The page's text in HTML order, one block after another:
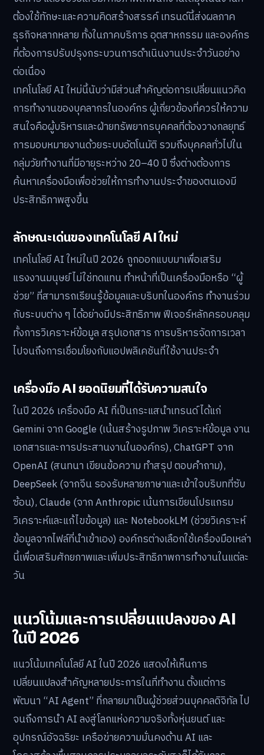
ต้องใช้ทักษะและความคิดสร้างสรรค์ เทรนด์นี้ส่งผลภาค
ธุรกิจหลากหลาย ทั้งในภาคบริการ อุตสาหกรรม และองค์กร
ที่ต้องการปรับปรุงกระบวนการดำเนินงานประจำวันอย่าง
ต่อเนื่อง
เทคโนโลยี AI ใหม่นี้นับว่ามีส่วนสำคัญต่อการเปลี่ยนแนวคิด
การทำงานของบุคลากรในองค์กร ผู้เกี่ยวข้องที่ควรให้ความ
สนใจคือผู้บริหารและฝ่ายทรัพยากรบุคคลที่ต้องวางกลยุทธ์
การมอบหมายงานด้วยระบบอัตโนมัติ รวมถึงบุคคลทั่วไปใน
กลุ่มวัยทำงานที่มีอายุระหว่าง 20–40 ปี ซึ่งต่างต้องการ
ค้นหาเครื่องมือเพื่อช่วยให้การทำงานประจำของตนเองมี
ประสิทธิภาพสูงขึ้น
ลักษณะเด่นของเทคโนโลยี AI ใหม่
เทคโนโลยี AI ใหม่ในปี 2026 ถูกออกแบบมาเพื่อเสริม
แรงงานมนุษย์ ไม่ใช่ทดแทน ทำหน้าที่เป็นเครื่องมือหรือ “ผู้
ช่วย” ที่สามารถเรียนรู้ข้อมูลและบริบทในองค์กร ทำงานร่วม
กับระบบต่าง ๆ ได้อย่างมีประสิทธิภาพ ฟีเจอร์หลักครอบคลุม
ทั้งการวิเคราะห์ข้อมูล สรุปเอกสาร การบริหารจัดการเวลา
ไปจนถึงการเชื่อมโยงกับแอปพลิเคชันที่ใช้งานประจำ
เครื่องมือ AI ยอดนิยมที่ได้รับความสนใจ
ในปี 2026 เครื่องมือ AI ที่เป็นกระแสนำเทรนด์ ได้แก่
Gemini จาก Google (เน้นสร้างรูปภาพ วิเคราะห์ข้อมูล งาน
เอกสารและการประสานงานในองค์กร), ChatGPT จาก
OpenAI (สนทนา เขียนข้อความ ทำสรุป ตอบคำถาม),
DeepSeek (จากจีน รองรับหลายภาษาและเข้าใจบริบทที่ซับ
ซ้อน), Claude (จาก Anthropic เน้นการเขียนโปรแกรม
วิเคราะห์และแก้ไขข้อมูล) และ NotebookLM (ช่วยวิเคราะห์
ข้อมูลจากไฟล์ที่นำเข้าเอง) องค์กรต่างเลือกใช้เครื่องมือเหล่า
นี้เพื่อเสริมศักยภาพและเพิ่มประสิทธิภาพการทำงานในแต่ละ
วัน
แนวโน้มและการเปลี่ยนแปลงของ AI
ในปี 2026
แนวโน้มเทคโนโลยี AI ในปี 2026 แสดงให้เห็นการ
เปลี่ยนแปลงสำคัญหลายประการในที่ทำงาน ตั้งแต่การ
พัฒนา “AI Agent” ที่กลายมาเป็นผู้ช่วยส่วนบุคคลดิจิทัล ไป
จนถึงการนำ AI ลงสู่โลกแห่งความจริงทั้งหุ่นยนต์ และ
อุปกรณ์อัจฉริยะ เครือข่ายความมั่นคงด้าน AI และ